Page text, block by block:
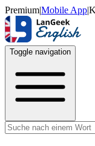
Premium|Mobile App|
Toggle navigation